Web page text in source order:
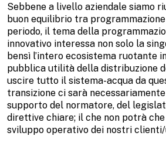
Sebbene a livello aziendale siamo
buon equilibrio tra
periodo, il tema della
innovativo interessa non solo la
bensì l’intero ecosistema ruotante
pubblica utilità della distribuzione
uscire tutto il sistema-acqua da
transizione ci sarà
supporto del normatore, del
direttive chiare; il che non potrà
sviluppo operativo dei nostri